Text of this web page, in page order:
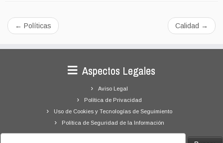
← Políticas Calidad →
Aspectos Legales
Aviso Legal
Política de Privacidad
Uso de Cookies y Tecnologías de Seguimiento
Política de Seguridad de la Información